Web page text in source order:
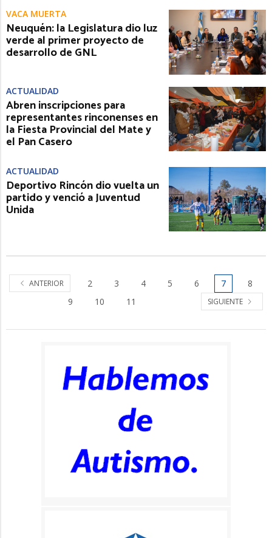
VACA MUERTA
Neuquén: la Legislatura dio luz
verde al primer proyecto de
desarrollo de GNL
ACTUALIDAD
Abren inscripciones para
representantes rinconenses en
la Fiesta Provincial del Mate y
el Pan Casero
ACTUALIDAD
Deportivo Rincón dio vuelta un
partido y venció a Juventud
Unida
ANTERIOR 2 3 4 5 6 7
8
9
10 11 SIGUIENTE